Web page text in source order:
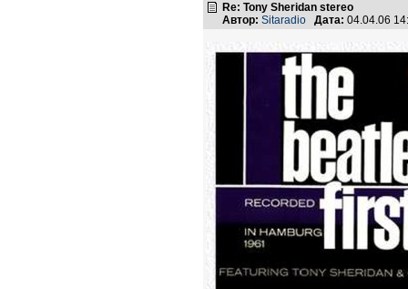
Re: Tony Sheridan stereo
Автор: Sitaradio Дата: 04.04.06